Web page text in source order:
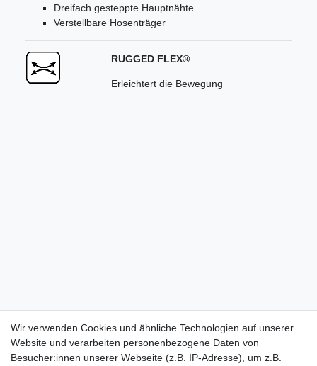
Dreifach gesteppte Hauptnähte
Verstellbare Hosenträger
RUGGED FLEX®
Erleichtert die Bewegung
Wir verwenden Cookies und ähnliche Technologien auf unserer
Website und verarbeiten personenbezogene Daten von
Besucher:innen unserer Webseite (z.B. IP-Adresse), um z.B.